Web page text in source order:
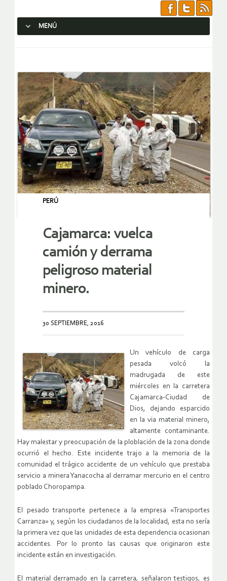
MENÚ
PERÚ
Cajamarca: vuelca
camión y derrama
peligroso material
minero.
30 SEPTIEMBRE, 2016
Un vehículo de carga
pesada volcó la
madrugada de este
miércoles en la carretera
Cajamarca-Ciudad de
Dios, dejando esparcido
en la via material minero,
altamente contaminante.
Hay malestar y preocupación de la ploblación de la zona donde
ocurrió el hecho. Este incidente trajo a la memoria de la
comunidad el trágico accidente de un vehículo que prestaba
servicio a minera Yanacocha al derramar mercurio en el centro
poblado Choropampa.
El pesado transporte pertenece a la empresa «Transportes
Carranza» y, según los ciudadanos de la localidad, esta no sería
la primera vez que las unidades de esta dependencia ocasionan
accidentes. Por lo pronto las causas que originaron este
incidente están en investigación.
El material derramado en la carretera, señalaron testigos, es